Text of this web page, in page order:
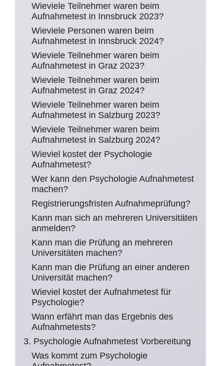
Wieviele Teilnehmer waren beim
Aufnahmetest in Innsbruck 2023?
Wieviele Personen waren beim
Aufnahmetest in Innsbruck 2024?
Wieviele Teilnehmer waren beim
Aufnahmetest in Graz 2023?
Wieviele Teilnehmer waren beim
Aufnahmetest in Graz 2024?
Wieviele Teilnehmer waren beim
Aufnahmetest in Salzburg 2023?
Wieviele Teilnehmer waren beim
Aufnahmetest in Salzburg 2024?
Wieviel kostet der Psychologie
Aufnahmetest?
Wer kann den Psychologie Aufnahmetest
machen?
Registrierungsfristen Aufnahmeprüfung?
Kann man sich an mehreren Universitäten
anmelden?
Kann man die Prüfung an mehreren
Universitäten machen?
Kann man die Prüfung an einer anderen
Universität machen?
Wieviel kostet der Aufnahmetest für
Psychologie?
Wann erfährt man das Ergebnis des
Aufnahmetests?
3. Psychologie Aufnahmetest Vorbereitung
Was kommt zum Psychologie